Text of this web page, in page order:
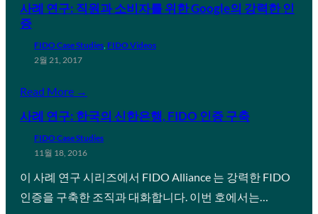
사례 연구: 직원과 소비자를 위한 Google의 강력한 인
증
FIDO Case Studies, FIDO Videos
2월 21, 2017
Read More →
사례 연구: 한국의 신한은행, FIDO 인증 구축
FIDO Case Studies
11월 18, 2016
이 사례 연구 시리즈에서 FIDO Alliance 는 강력한 FIDO
인증을 구축한 조직과 대화합니다. 이번 호에서는…